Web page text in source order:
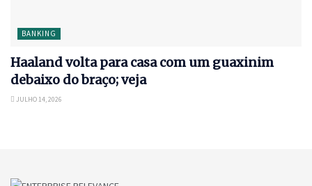
BANKING
Haaland volta para casa com um guaxinim
debaixo do braço; veja
JULHO 14, 2026